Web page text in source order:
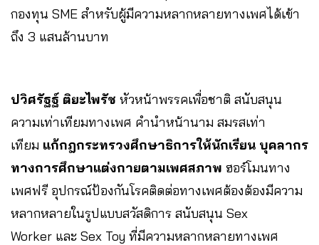
กองทุน SME สำหรับผู้มีความหลากหลายทางเพศได้เข้า
ถึง 3 แสนล้านบาท
ปวิศรัฐฐ์ ติยะไพรัช หัวหน้าพรรคเพื่อชาติ สนับสนุน
ความเท่าเทียมทางเพศ คำนำหน้านาม สมรสเท่า
เทียม แก้กฎกระทรวงศึกษาธิการให้นักเรียน บุคลากร
ทางการศึกษาแต่งกายตามเพศสภาพ ฮอร์โมนทาง
เพศฟรี อุปกรณ์ป้องกันโรคติดต่อทางเพศต้องต้องมีความ
หลากหลายในรูปแบบสวัสดิการ สนับสนุน Sex
Worker และ Sex Toy ที่มีความหลากหลายทางเพศ